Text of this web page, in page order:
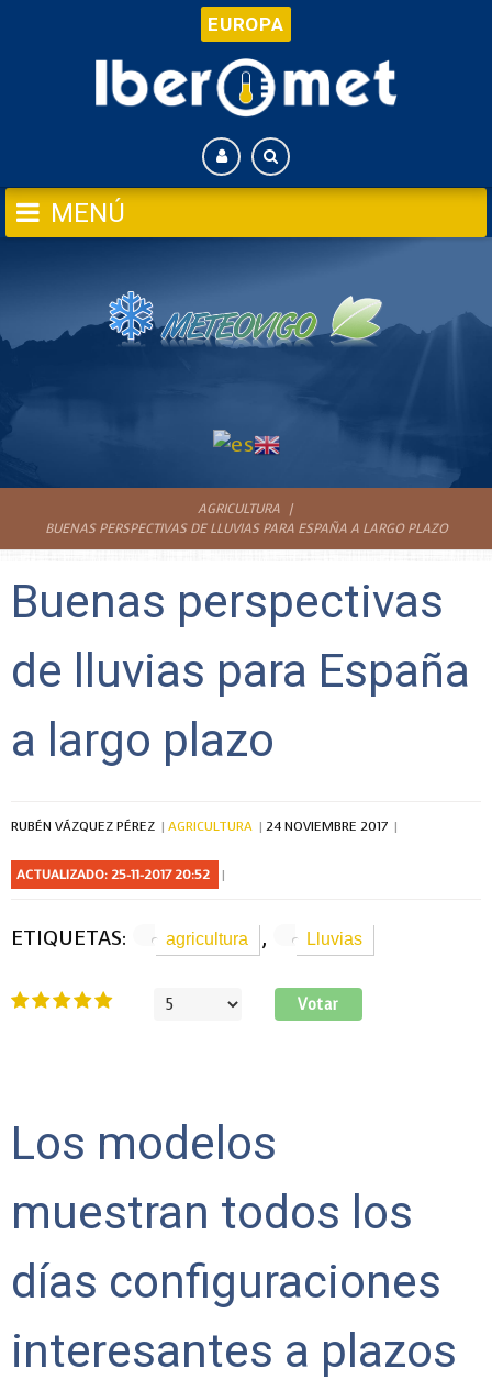
EUROPA
AGRICULTURA
BUENAS PERSPECTIVAS DE LLUVIAS PARA ESPAÑA A LARGO PLAZO
Buenas perspectivas
de lluvias para España
a largo plazo
RUBÉN VÁZQUEZ PÉREZ AGRICULTURA 24 NOVIEMBRE 2017
ACTUALIZADO: 25-11-2017 20:52
ETIQUETAS: agricultura , Lluvias
Ratio:5/5
Por
Los modelos
muestran todos los
días configuraciones
interesantes a plazos